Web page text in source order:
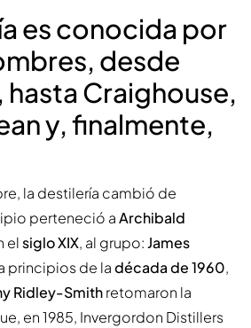
es conocida por
desde
hasta Craighouse,
y, finalmente,
la destilería cambió de
perteneció aArchibald
elsiglo XIX, al grupo:James
principios de ladécada de 1960,
Ridley-Smithretomaron la
en 1985, Invergordon Distillers